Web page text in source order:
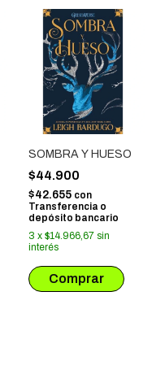
SOMBRA Y HUESO
$44.900
$42.655 con
Transferencia o
depósito bancario
3 x $14.966,67 sin
interés